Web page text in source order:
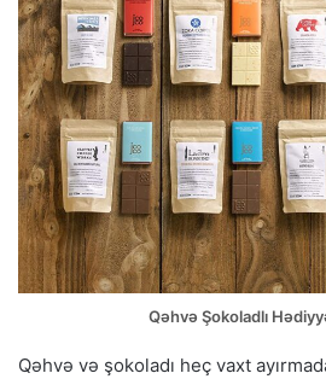
Qəhvə Şokoladlı
Qəhvə və şokoladı heç vaxt